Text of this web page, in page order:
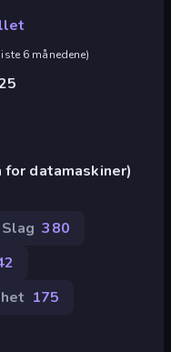
6 månedene)
datamaskiner)
Slag 380
175